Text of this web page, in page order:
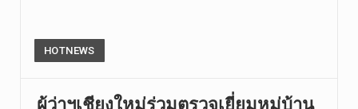
HOTNEWS
ผู้ว่าฯเชียงใหม่ร่วมตรวจเยี่ยมหมู่บ้าน